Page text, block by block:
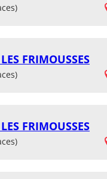
FRIMOUSSES
FRIMOUSSES